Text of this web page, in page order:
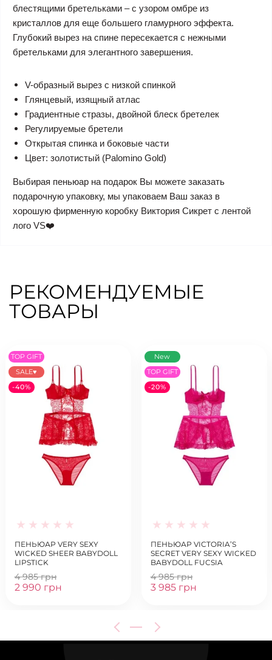
блестящими бретельками – с узором омбре из
кристаллов для еще большего гламурного эффекта.
Глубокий вырез на спине пересекается с нежными
бретельками для элегантного завершения.
V-образный вырез с низкой спинкой
Глянцевый, изящный атлас
Градиентные стразы, двойной блеск бретелек
Регулируемые бретели
Открытая спинка и боковые части
Цвет: золотистый (Palomino Gold)
Выбирая пеньюар на подарок Вы можете заказать
подарочную упаковку, мы упаковаем Ваш заказ в
хорошую фирменную коробку Виктория Сикрет с лентой
лого VS❤️
РЕКОМЕНДУЕМЫЕ
ТОВАРЫ
TOP GIFT
SALE♥
-40%
ПЕНЬЮАР VERY SEXY
WICKED SHEER BABYDOLL
LIPSTICK
4 985 грн
2 990 грн
New
TOP GIFT
-20%
ПЕНЬЮАР VICTORIA’S
SECRET VERY SEXY WICKED
BABYDOLL FUCSIA
4 985 грн
3 985 грн